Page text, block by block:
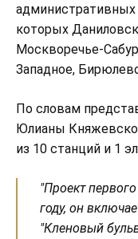
которых
Москворечье-
Западное,
По словам
Юлианы
из 10 станций и 1
"Проект
году, он
"Кленовый